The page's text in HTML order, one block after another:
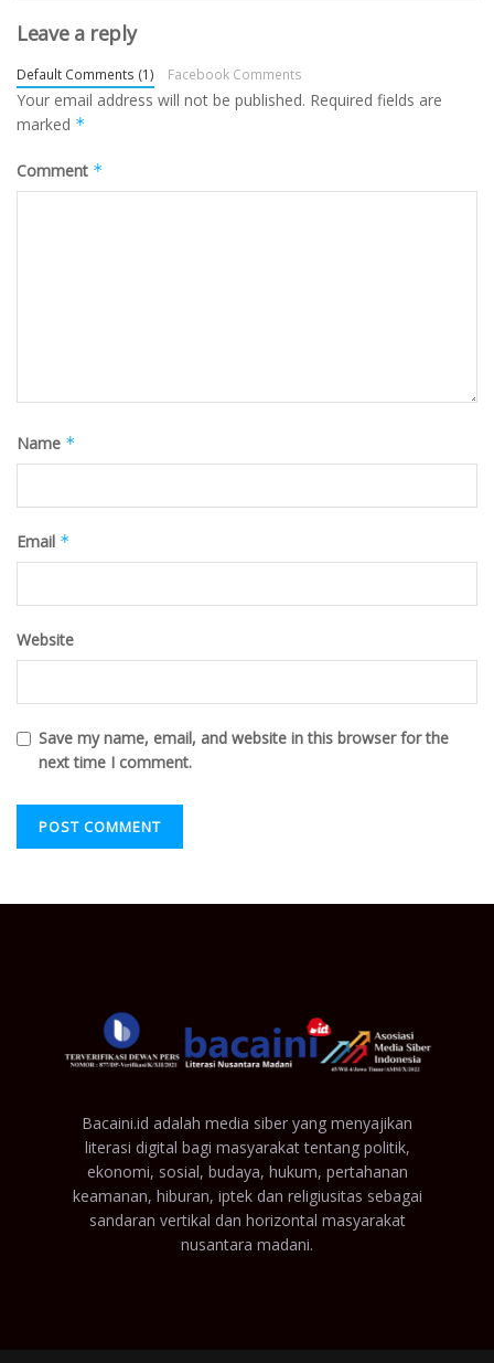
Leave a reply
Default Comments (1) Facebook Comments
Your email address will not be published. Required fields are
marked *
Comment *
Name *
Email *
Website
Save my name, email, and website in this browser for the
next time I comment.
Bacaini.id adalah media siber yang menyajikan
literasi digital bagi masyarakat tentang politik,
ekonomi, sosial, budaya, hukum, pertahanan
keamanan, hiburan, iptek dan religiusitas sebagai
sandaran vertikal dan horizontal masyarakat
nusantara madani.